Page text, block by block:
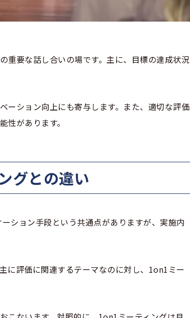
重要な話し合いの場です。主に、目標の達成状況
ーション向上にも寄与します。また、適切な評価
があります。
グとの違い
ション手段という共通点がありますが、実施内
に評価に関連するテーマなのに対し、1on1ミー